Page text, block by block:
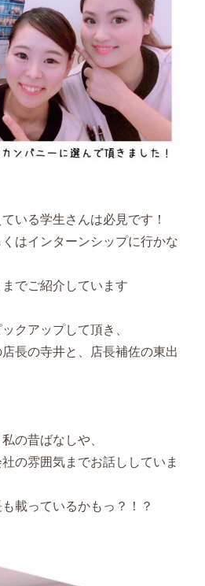
いる学生さんは必見です！
はインターンシップに行かな
でご紹介しています
クアップして頂き、
長の寺井と、店長補佐の東出
の昔ばなしや、
の雰囲気までお話ししていま
載っているかもっ？！？